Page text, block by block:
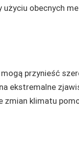
obecnych
przynieść
ekstremalne
zmian klimatu